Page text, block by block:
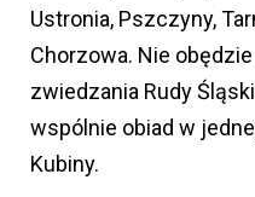
Ustronia, Pszczyny,
Chorzowa. Nie
zwiedzania Rudy
wspólnie obiad w
Kubiny.